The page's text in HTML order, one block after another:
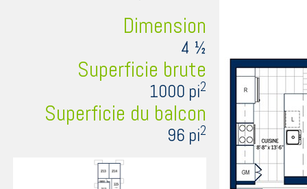
Dimension
4 ½
Superficie brute
1000 pi2
Superficie du balcon
96 pi2